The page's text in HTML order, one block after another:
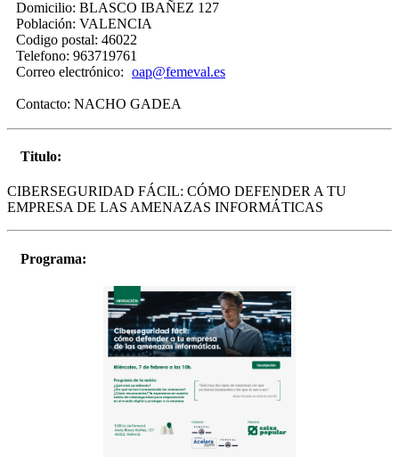
Domicilio: BLASCO IBAÑEZ 127
Población: VALENCIA
Codigo postal: 46022
Telefono: 963719761
Correo electrónico: oap@femeval.es
Contacto: NACHO GADEA
Titulo:
CIBERSEGURIDAD FÁCIL: CÓMO DEFENDER A TU
EMPRESA DE LAS AMENAZAS INFORMÁTICAS
Programa: